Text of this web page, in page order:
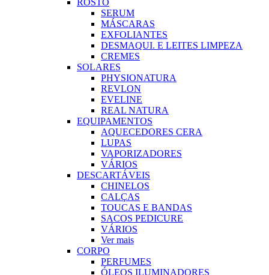
SERUM
MÁSCARAS
EXFOLIANTES
DESMAQUI. E LEITES LIMPEZA
CREMES
SOLARES
PHYSIONATURA
REVLON
EVELINE
REAL NATURA
EQUIPAMENTOS
AQUECEDORES CERA
LUPAS
VAPORIZADORES
VÁRIOS
DESCARTÁVEIS
CHINELOS
CALÇAS
TOUCAS E BANDAS
SACOS PEDICURE
VÁRIOS
Ver mais
CORPO
PERFUMES
ÓLEOS ILUMINADORES